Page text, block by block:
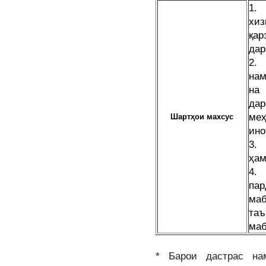
Шартҳои махсус
1.
2.
на
3.
* Барои дастрас